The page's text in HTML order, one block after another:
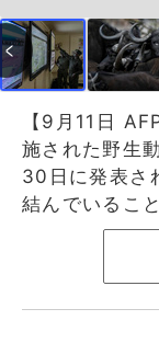
【9月11日
施された野生
30日に発表さ
結んでいるこ